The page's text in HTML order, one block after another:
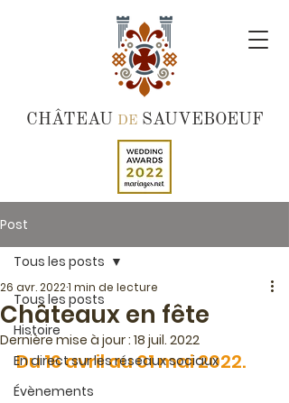
CHÂTEAU DESAUVEBOEUF
Post
Tous les posts
Histoire
En direct sur les réseaux sociaux
Évènements
Tous les posts
Châteaux en fête
26 avr. 20221 min de lecture
Dernière mise à jour : 18 juil. 2022
Du 16 avril au 01 mai 2022.